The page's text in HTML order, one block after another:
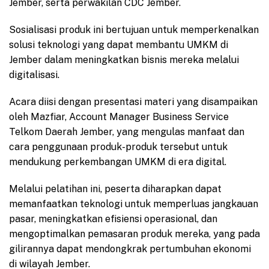
Jember, serta perwakilan CDC Jember.
Sosialisasi produk ini bertujuan untuk memperkenalkan
solusi teknologi yang dapat membantu UMKM di
Jember dalam meningkatkan bisnis mereka melalui
digitalisasi.
Acara diisi dengan presentasi materi yang disampaikan
oleh Mazfiar, Account Manager Business Service
Telkom Daerah Jember, yang mengulas manfaat dan
cara penggunaan produk-produk tersebut untuk
mendukung perkembangan UMKM di era digital.
Melalui pelatihan ini, peserta diharapkan dapat
memanfaatkan teknologi untuk memperluas jangkauan
pasar, meningkatkan efisiensi operasional, dan
mengoptimalkan pemasaran produk mereka, yang pada
gilirannya dapat mendongkrak pertumbuhan ekonomi
di wilayah Jember.